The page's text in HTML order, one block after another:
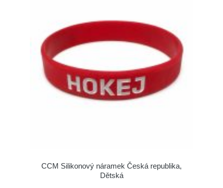
CCM Silikonový náramek Česká republika,
Dětská